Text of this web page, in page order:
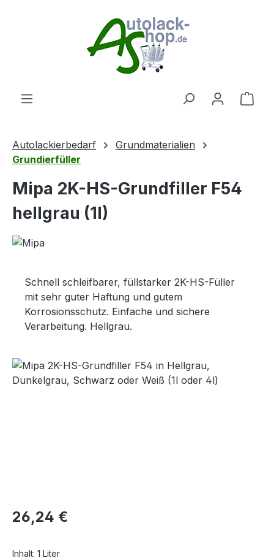
Autolackierbedarf
Grundmaterialien
Grundierfüller
Mipa 2K-HS-Grundfiller F54
hellgrau (1l)
Schnell schleifbarer, füllstarker 2K-HS-Füller
mit sehr guter Haftung und gutem
Korrosionsschutz. Einfache und sichere
Verarbeitung. Hellgrau.
Bildergalerie überspringen
Regulärer Preis:
26,24 €
Inhalt: 1 Liter